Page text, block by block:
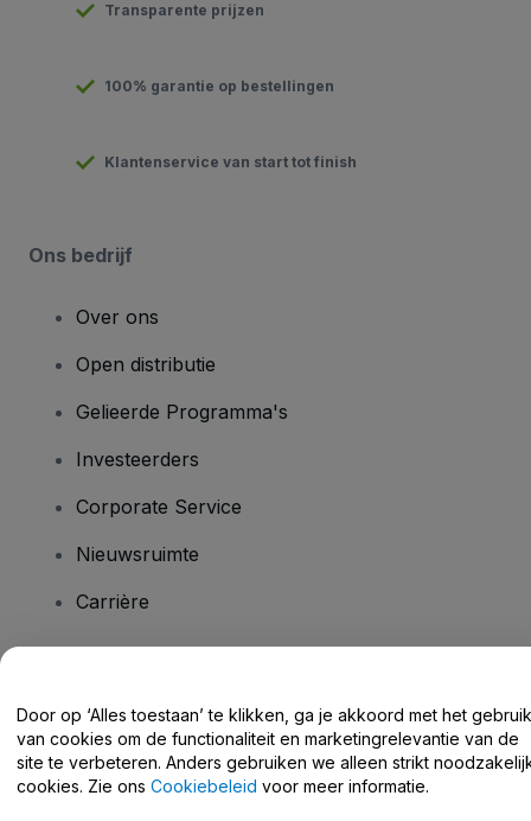
Transparente prijzen
100% garantie op bestellingen
Klantenservice van start tot finish
Ons bedrijf
Over ons
Open distributie
Gelieerde Programma's
Investeerders
Corporate Service
Nieuwsruimte
Carrière
Helpcentrum / Neem Contact Met Ons Op
Door op ‘Alles toestaan’ te klikken, ga je akkoord met het gebruik
van cookies om de functionaliteit en marketingrelevantie van de
site te verbeteren. Anders gebruiken we alleen strikt
cookies. Zie ons Cookiebeleid voor meer informatie.